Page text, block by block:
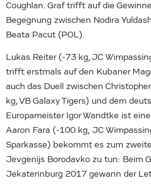
Coughlan. Graf trifft auf die
Begegnung zwischen Nodira
Beata Pacut (POL).
Lukas Reiter (-73 kg, JC
trifft erstmals auf den Kubaner
auch das Duell zwischen
kg, VB Galaxy Tigers) und dem
Europameister Igor Wandtke ist
Aaron Fara (-100 kg, JC
Sparkasse) bekommt es zum
Jevgenijs Borodavko zu tun: Beim
Jekaterinburg 2017 gewann der